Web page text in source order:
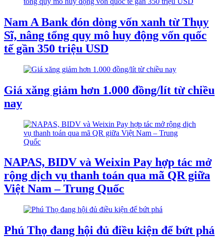
Nam A Bank đón dòng vốn xanh từ Thụy
Sĩ, nâng tổng quy mô huy động vốn quốc
tế gần 350 triệu USD
Giá xăng giảm hơn 1.000 đồng/lít từ chiều
nay
NAPAS, BIDV và Weixin Pay hợp tác mở
rộng dịch vụ thanh toán qua mã QR giữa
Việt Nam – Trung Quốc
Phú Thọ đang hội đủ điều kiện để bứt phá